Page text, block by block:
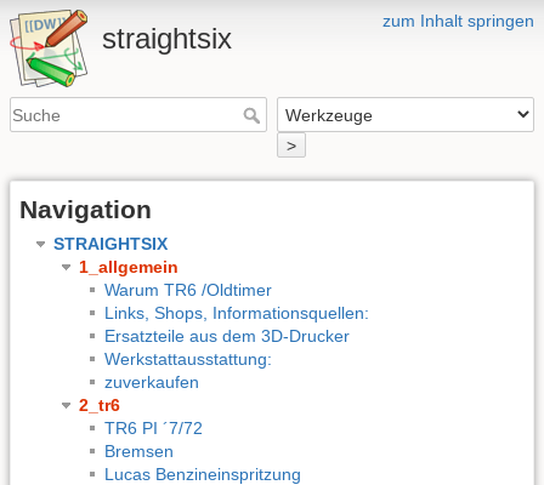
zum Inhalt springen
straightsix
>
Navigation
STRAIGHTSIX
1_allgemein
Warum TR6 /Oldtimer
Links, Shops, Informationsquellen:
Ersatzteile aus dem 3D-Drucker
Werkstattausstattung:
zuverkaufen
2_tr6
TR6 PI ´7/72
Bremsen
Lucas Benzineinspritzung